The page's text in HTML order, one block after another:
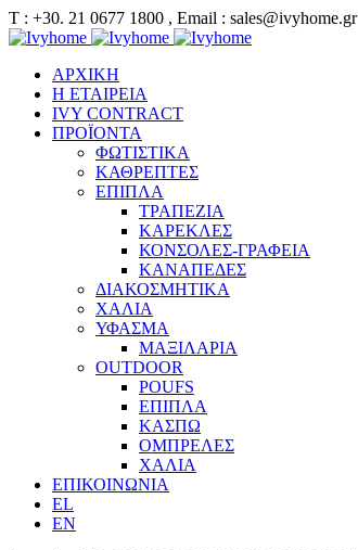
Τ : +30. 21 0677 1800 , Email : sales@ivyhome.gr
ΑΡΧΙΚΗ
Η ΕΤΑΙΡΕΙΑ
IVY CONTRACT
ΠΡΟΪΟΝΤΑ
ΦΩΤΙΣΤΙΚΑ
ΚΑΘΡΕΠΤΕΣ
ΕΠΙΠΛΑ
ΤΡΑΠΕΖΙΑ
ΚΑΡΕΚΛΕΣ
ΚΟΝΣΟΛΕΣ-ΓΡΑΦΕΙΑ
ΚΑΝΑΠΕΔΕΣ
ΔΙΑΚΟΣΜΗΤΙΚΑ
ΧΑΛΙΑ
ΥΦΑΣΜΑ
ΜΑΞΙΛΑΡΙΑ
OUTDOOR
POUFS
ΕΠΙΠΛΑ
ΚΑΣΠΩ
ΟΜΠΡΕΛΕΣ
ΧΑΛΙΑ
ΕΠΙΚΟΙΝΩΝΙΑ
EL
EN